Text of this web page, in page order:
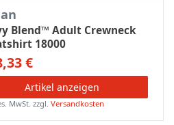
Blend™ Adult Crewneck
18000
€
Artikel anzeigen
MwSt. zzgl.Versandkosten